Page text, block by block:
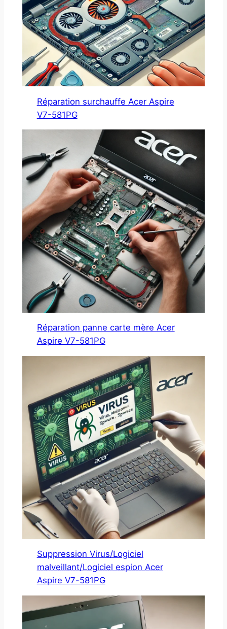
Réparation surchauffe Acer Aspire
V7-581PG
Réparation panne carte mère Acer
Aspire V7-581PG
Suppression Virus/Logiciel
malveillant/Logiciel espion Acer
Aspire V7-581PG